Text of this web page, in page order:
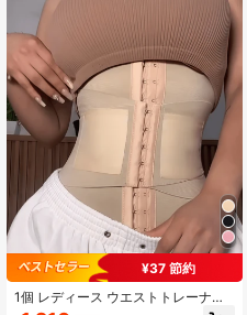
¥37 節約
1個 レディース ウエストトレーナ